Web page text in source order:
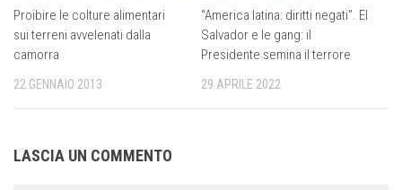
Proibire le colture alimentari
sui terreni avvelenati dalla
camorra
22 GENNAIO 2013
“America latina: diritti negati”. El
Salvador e le gang: il
Presidente semina il terrore
29 APRILE 2022
LASCIA UN COMMENTO